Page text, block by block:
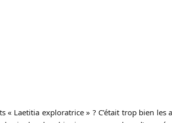
Laetitia exploratrice » ? C’était trop bien les